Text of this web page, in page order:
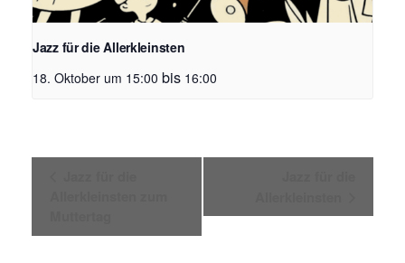
Jazz für die Allerkleinsten
18. Oktober um 15:00 bis 16:00
a